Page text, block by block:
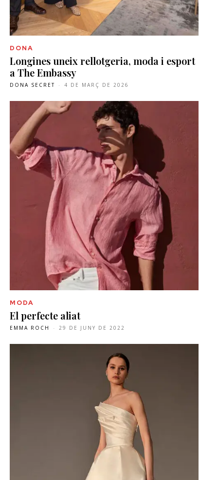
DONA
Longines uneix rellotgeria, moda i esport
a The Embassy
DONA SECRET - 4 DE MARÇ DE 2026
MODA
El perfecte aliat
EMMA ROCH - 29 DE JUNY DE 2022